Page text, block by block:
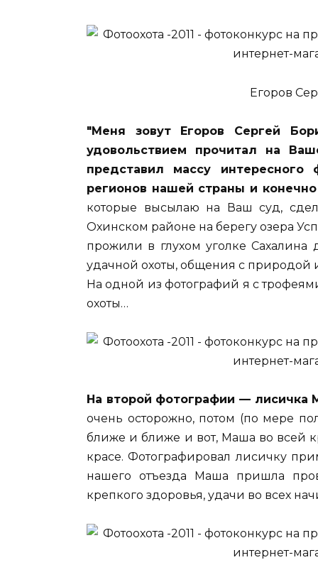
Егоров
"Меня зовут Егоров Сергей
удовольствием прочитал на
представил массу интересного
регионов нашей страны и
которые высылаю на Ваш суд,
Охинском районе на берегу озера
прожили в глухом уголке Сахалина
удачной охоты, общения с природой
На одной из фотографий я с
охоты…
На второй фотографии — лисичка
очень осторожно, потом (по мере
ближе и ближе и вот, Маша во всей
красе. Фотографировал лисичку
нашего отъезда Маша пришла
крепкого здоровья, удачи во всех